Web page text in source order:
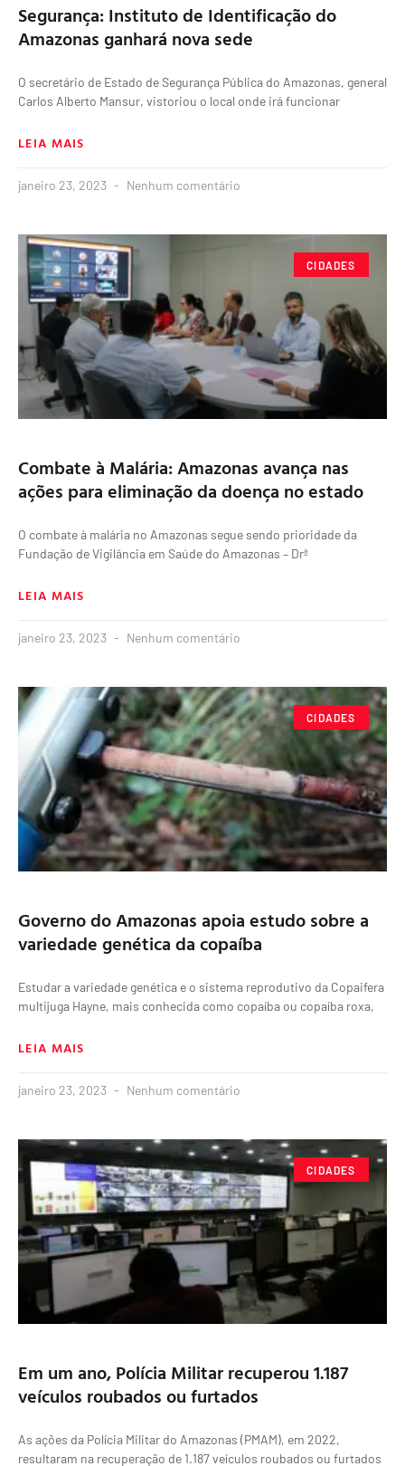
Segurança: Instituto de Identificação do
Amazonas ganhará nova sede
O secretário de Estado de Segurança Pública do Amazonas, general
Carlos Alberto Mansur, vistoriou o local onde irá funcionar
LEIA MAIS
janeiro 23, 2023 Nenhum comentário
CIDADES
Combate à Malária: Amazonas avança nas
ações para eliminação da doença no estado
O combate à malária no Amazonas segue sendo prioridade da
Fundação de Vigilância em Saúde do Amazonas – Drª
LEIA MAIS
janeiro 23, 2023 Nenhum comentário
CIDADES
Governo do Amazonas apoia estudo sobre a
variedade genética da copaíba
Estudar a variedade genética e o sistema reprodutivo da Copaifera
multijuga Hayne, mais conhecida como copaíba ou copaíba roxa,
LEIA MAIS
janeiro 23, 2023 Nenhum comentário
CIDADES
Em um ano, Polícia Militar recuperou 1.187
veículos roubados ou furtados
As ações da Polícia Militar do Amazonas (PMAM), em 2022,
resultaram na recuperação de 1.187 veículos roubados ou furtados